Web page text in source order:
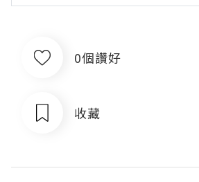
0個讚好
收藏